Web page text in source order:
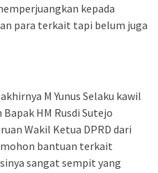
kepada
para terkait tapi belum juga
M Yunus Selaku kawil
HM Rusdi Sutejo
Wakil Ketua DPRD dari
bantuan terkait
sangat sempit yang